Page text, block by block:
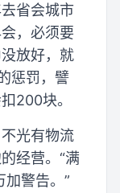
省会城市
，必须要
放好，就
惩罚，譬
200块。
光有物流
经营。“满
警告。”